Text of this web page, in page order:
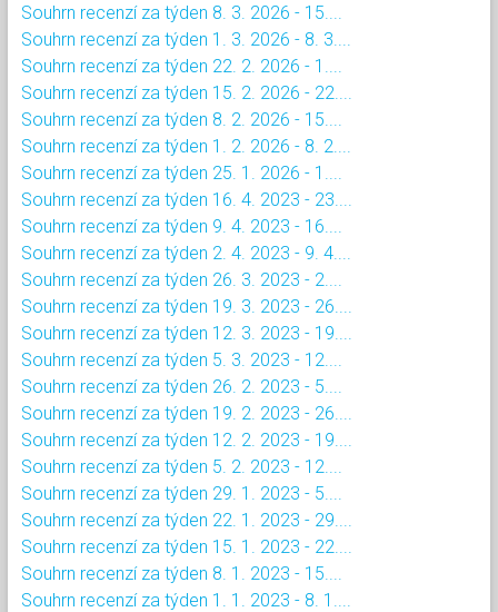
Souhrn recenzí za týden 8. 3. 2026 - 15....
Souhrn recenzí za týden 1. 3. 2026 - 8. 3....
Souhrn recenzí za týden 22. 2. 2026 - 1....
Souhrn recenzí za týden 15. 2. 2026 - 22....
Souhrn recenzí za týden 8. 2. 2026 - 15....
Souhrn recenzí za týden 1. 2. 2026 - 8. 2....
Souhrn recenzí za týden 25. 1. 2026 - 1....
Souhrn recenzí za týden 16. 4. 2023 - 23....
Souhrn recenzí za týden 9. 4. 2023 - 16....
Souhrn recenzí za týden 2. 4. 2023 - 9. 4....
Souhrn recenzí za týden 26. 3. 2023 - 2....
Souhrn recenzí za týden 19. 3. 2023 - 26....
Souhrn recenzí za týden 12. 3. 2023 - 19....
Souhrn recenzí za týden 5. 3. 2023 - 12....
Souhrn recenzí za týden 26. 2. 2023 - 5....
Souhrn recenzí za týden 19. 2. 2023 - 26....
Souhrn recenzí za týden 12. 2. 2023 - 19....
Souhrn recenzí za týden 5. 2. 2023 - 12....
Souhrn recenzí za týden 29. 1. 2023 - 5....
Souhrn recenzí za týden 22. 1. 2023 - 29....
Souhrn recenzí za týden 15. 1. 2023 - 22....
Souhrn recenzí za týden 8. 1. 2023 - 15....
Souhrn recenzí za týden 1. 1. 2023 - 8. 1....